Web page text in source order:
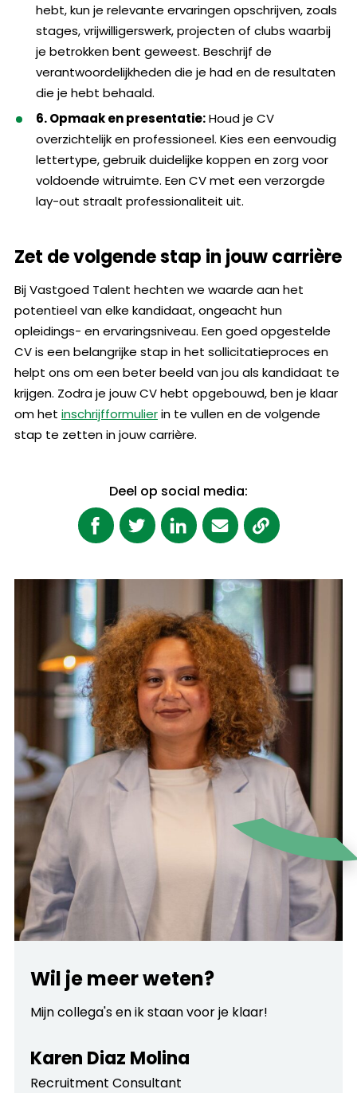
hebt, kun je relevante ervaringen opschrijven, zoals
stages, vrijwilligerswerk, projecten of clubs waarbij
je betrokken bent geweest. Beschrijf de
verantwoordelijkheden die je had en de resultaten
die je hebt behaald.
6. Opmaak en presentatie:Houd je CV
overzichtelijk en professioneel. Kies een eenvoudig
lettertype, gebruik duidelijke koppen en zorg voor
voldoende witruimte. Een CV met een verzorgde
lay-out straalt professionaliteit uit.
Zet de volgende stap in jouw carrière
Bij Vastgoed Talent hechten we waarde aan het
potentieel van elke kandidaat, ongeacht hun
opleidings- en ervaringsniveau. Een goed opgestelde
CV is een belangrijke stap in het sollicitatieproces en
helpt ons om een beter beeld van jou als kandidaat te
krijgen. Zodra je jouw CV hebt opgebouwd, ben je klaar
om het inschrijfformulierin te vullen en de volgende
stap te zetten in jouw carrière.
Deel op social media:
Wil je meer weten?
Mijn collega's en ik staan voor je klaar!
Karen Diaz Molina
Recruitment Consultant